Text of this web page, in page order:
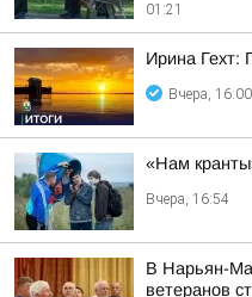
01:21
Ирина Гехт:
Вчера, 16:00
«Нам
Вчера, 16:54
В Нарьян-
ветеранов